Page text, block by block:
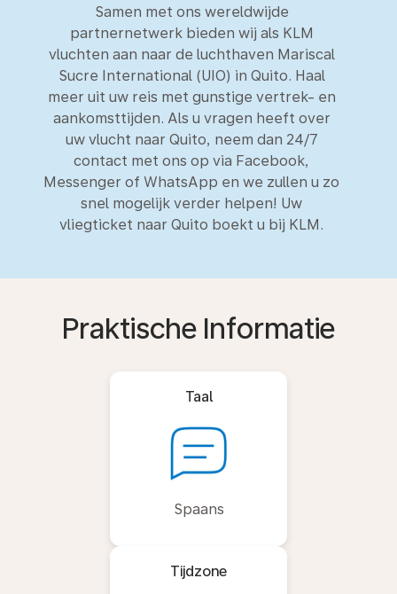
Samen met ons wereldwijde
partnernetwerk bieden wij als KLM
vluchten aan naar de luchthaven Mariscal
Sucre International (UIO) in Quito. Haal
meer uit uw reis met gunstige vertrek- en
aankomsttijden. Als u vragen heeft over
uw vlucht naar Quito, neem dan 24/7
contact met ons op via Facebook,
Messenger of WhatsApp en we zullen u zo
snel mogelijk verder helpen! Uw
vliegticket naar Quito boekt u bij KLM.
Praktische Informatie
Taal
Spaans
Tijdzone